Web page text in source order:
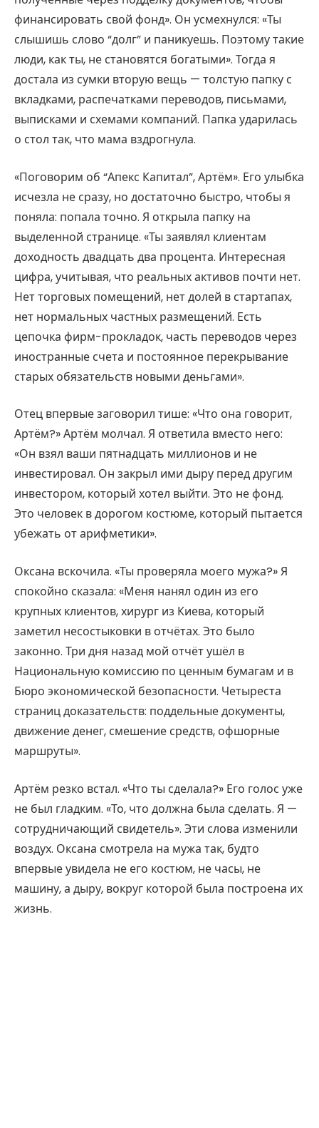
финансировать свой фонд». Он усмехнулся: «Ты
слышишь слово “долг” и паникуешь. Поэтому такие
люди, как ты, не становятся богатыми». Тогда я
достала из сумки вторую вещь — толстую папку с
вкладками, распечатками переводов, письмами,
выписками и схемами компаний. Папка ударилась
о стол так, что мама вздрогнула.
«Поговорим об “Апекс Капитал”, Артём». Его улыбка
исчезла не сразу, но достаточно быстро, чтобы я
поняла: попала точно. Я открыла папку на
выделенной странице. «Ты заявлял клиентам
доходность двадцать два процента. Интересная
цифра, учитывая, что реальных активов почти нет.
Нет торговых помещений, нет долей в стартапах,
нет нормальных частных размещений. Есть
цепочка фирм-прокладок, часть переводов через
иностранные счета и постоянное перекрывание
старых обязательств новыми деньгами».
Отец впервые заговорил тише: «Что она говорит,
Артём?» Артём молчал. Я ответила вместо него:
«Он взял ваши пятнадцать миллионов и не
инвестировал. Он закрыл ими дыру перед другим
инвестором, который хотел выйти. Это не фонд.
Это человек в дорогом костюме, который пытается
убежать от арифметики».
Оксана вскочила. «Ты проверяла моего мужа?» Я
спокойно сказала: «Меня нанял один из его
крупных клиентов, хирург из Киева, который
заметил несостыковки в отчётах. Это было
законно. Три дня назад мой отчёт ушёл в
Национальную комиссию по ценным бумагам и в
Бюро экономической безопасности. Четыреста
страниц доказательств: поддельные документы,
движение денег, смешение средств, офшорные
маршруты».
Артём резко встал. «Что ты сделала?» Его голос уже
не был гладким. «То, что должна была сделать. Я —
сотрудничающий свидетель». Эти слова изменили
воздух. Оксана смотрела на мужа так, будто
впервые увидела не его костюм, не часы, не
машину, а дыру, вокруг которой была построена их
жизнь.